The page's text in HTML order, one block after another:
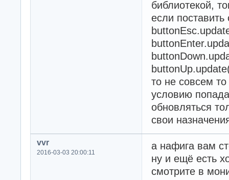
библиотекой,
если поставить
то не совсем
условию
обновляться
свои
vvr
2016-03-03 20:00:11
а нафига вам
ну и ещё есть
смотрите в